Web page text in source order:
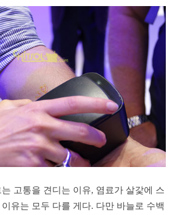
고통을 견디는 이유, 염료가 살갗에 스
유는 모두 다를 게다. 다만 바늘로 수백